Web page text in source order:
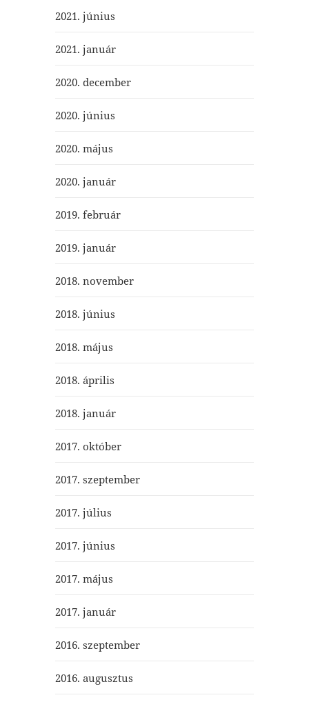
2021. június
2021. január
2020. december
2020. június
2020. május
2020. január
2019. február
2019. január
2018. november
2018. június
2018. május
2018. április
2018. január
2017. október
2017. szeptember
2017. július
2017. június
2017. május
2017. január
2016. szeptember
2016. augusztus